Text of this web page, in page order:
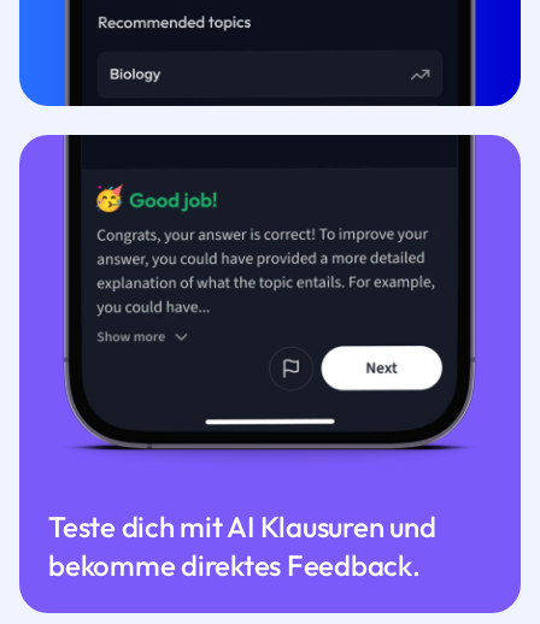
Teste dich mit AI Klausuren und
bekomme direktes Feedback.